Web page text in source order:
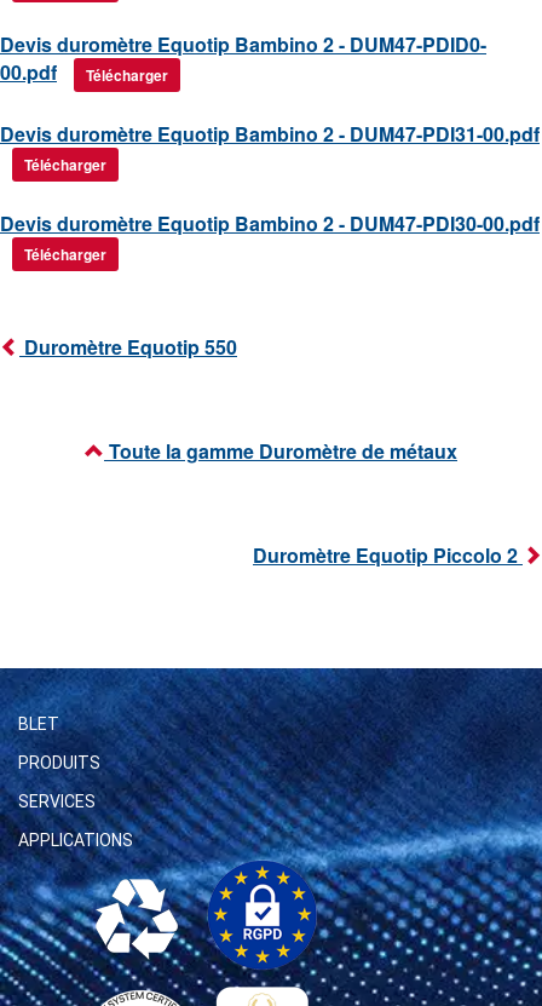
Devis duromètre Equotip Bambino 2 - DUM47-PDID0-
00.pdf
Télécharger
Devis duromètre Equotip Bambino 2 - DUM47-PDI31-00.pdf
Télécharger
Devis duromètre Equotip Bambino 2 - DUM47-PDI30-00.pdf
Télécharger
Duromètre Equotip 550
Toute la gamme Duromètre de métaux
Duromètre Equotip Piccolo 2
BLET
PRODUITS
SERVICES
APPLICATIONS